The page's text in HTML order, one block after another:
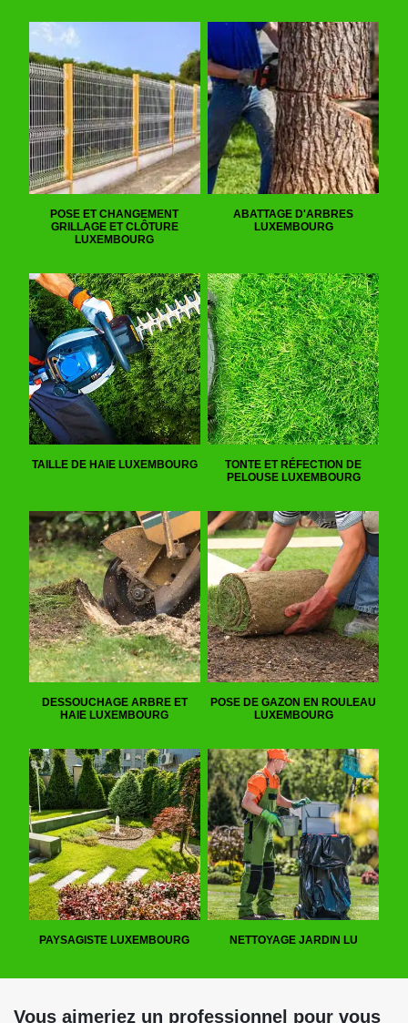
POSE ET CHANGEMENT
GRILLAGE ET CLÔTURE
LUXEMBOURG
ABATTAGE D'ARBRES
LUXEMBOURG
TAILLE DE HAIE LUXEMBOURG
TONTE ET RÉFECTION DE
PELOUSE LUXEMBOURG
DESSOUCHAGE ARBRE ET
HAIE LUXEMBOURG
POSE DE GAZON EN ROULEAU
LUXEMBOURG
PAYSAGISTE LUXEMBOURG NETTOYAGE JARDIN LU
Vous aimeriez un professionnel pour vous